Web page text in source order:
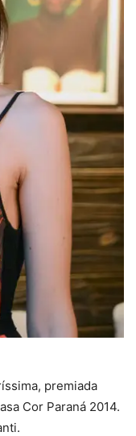
premiada
Cor Paraná 2014.